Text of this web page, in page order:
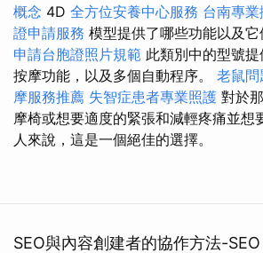
概念 4D 全方位安養中心服務 台南專
證申請服務 模型提供了哪些功能以及它
申請台胞證照片規範 此類別中的型號
按摩功能，以及多個自動程序。 老鼠
摩服務推薦 失智症患者專業照護 對於
摩椅或想要適度的緊張和減輕疼痛並想
人來說，這是一個絕佳的選擇。
SEO與內容創建者的協作方法-SEO